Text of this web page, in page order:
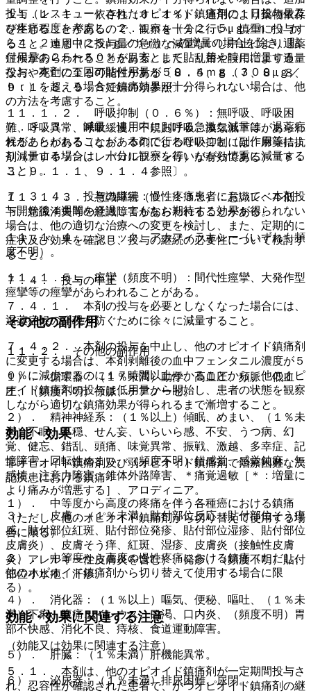
１１．１．１． 依存性（０．１％）：連用により薬物依存
を生じることがあるので、観察を十分に行い、慎重に投与す
ること。連用中に投与量の急激な減量ないし中止により退薬
症候があらわれることがある。また、乱用や誤用により過量
投与や死亡に至る可能性がある〔８．５、８．７、８．８、
９．１．６、９．５妊婦の項参照〕。
１１．１．２． 呼吸抑制（０．６％）：無呼吸、呼吸困
難、呼吸異常、呼吸緩慢、不規則呼吸、換気低下等があらわ
れることがある（なお、本剤による呼吸抑制には、麻薬拮抗
剤（ナロキソン、レバロルファン等）が有効である）〔８．
３、９．１．１、９．１．４参照〕。
１１．１．３． 意識障害（０．１３％）：意識レベル低
下、意識消失等の意識障害があらわれることがある。
１１．１．４． ショック、アナフィラキシー（いずれも頻
度不明）。
１１．１．５． 痙攣（頻度不明）：間代性痙攣、大発作型
痙攣等の痙攣があらわれることがある。
その他の副作用
１１．２． その他の副作用
１）． 循環器：（１％未満）動悸、高血圧、頻脈、低血
圧、（頻度不明）徐脈、チアノーゼ。
２）． 精神神経系：（１％以上）傾眠、めまい、（１％未
満）不眠、不穏、せん妄、いらいら感、不安、うつ病、幻
覚、健忘、錯乱、頭痛、味覚異常、振戦、激越、多幸症、記
憶障害、回転性めまい、（頻度不明）錯感覚、感覚鈍麻、無
感情、注意力障害、錐体外路障害、＊痛覚過敏［＊：増量に
より痛みが増悪する］、アロディニア。
３）． 皮膚：（１％未満）貼付部位反応（貼付部位そう痒
感、貼付部位紅斑、貼付部位発疹、貼付部位湿疹、貼付部位
皮膚炎）、皮膚そう痒、紅斑、湿疹、皮膚炎（接触性皮膚
炎、アレルギー性皮膚炎を含む）、発疹、（頻度不明）貼付
部位小水疱、汗疹。
４）． 消化器：（１％以上）嘔気、便秘、嘔吐、（１％未
満）下痢、腹痛、イレウス、口渇、口内炎、（頻度不明）胃
部不快感、消化不良、痔核、食道運動障害。
５）． 肝臓：（１％未満）肝機能異常。
６）． 泌尿器：（１％未満）排尿困難、尿閉。
投与（レスキュー）されたオピオイド鎮痛剤の１日投与量及
び疼痛程度を考慮し、２．１ｍｇ（１２．５μｇ／ｈｒ）か
ら４．２ｍｇ（２５μｇ／ｈｒ）への増量の場合を除き、貼
付用量の２５〜５０％を目安として貼り替え時に増量する。
なお、本剤の１回の貼付用量が５０．４ｍｇ（３００μｇ／
ｈｒ）を超える場合で鎮痛効果が十分得られない場合は、他
の方法を考慮すること。
７．３．３． 減量：連用中における急激な減量は、退薬症
候があらわれることがあるので行わないこと（副作用等によ
り減量する場合は、十分に観察を行いながら慎重に減量する
こと）。
７．３．４． 投与の継続：慢性疼痛患者において、本剤投
与開始後４週間を経過してもなお期待する効果が得られない
場合は、他の適切な治療への変更を検討し、また、定期的に
症状及び効果を確認し、投与の継続の必要性について検討す
ること。
７．４． 投与の中止
７．４．１． 本剤の投与を必要としなくなった場合には、
退薬症候の発現を防ぐために徐々に減量すること。
７．４．２． 本剤の投与を中止し、他のオピオイド鎮痛剤
に変更する場合は、本剤剥離後の血中フェンタニル濃度が５
０％に減少するのに１７時間以上かかることから、他のオピ
オイド鎮痛剤の投与は低用量から開始し、患者の状態を観察
しながら適切な鎮痛効果が得られるまで漸増すること。
効能・効果
非オピオイド鎮痛剤及び弱オピオイド鎮痛剤で治療困難な次
記疾患における鎮痛：
１）． 中等度から高度の疼痛を伴う各種癌における鎮痛
（ただし、他のオピオイド鎮痛剤から切り替えて使用する場
合に限る）。
２）． 中等度から高度の慢性疼痛における鎮痛（ただし、
他のオピオイド鎮痛剤から切り替えて使用する場合に限
る）。
効能・効果に関連する注意
（効能又は効果に関連する注意）
５．１． 本剤は、他のオピオイド鎮痛剤が一定期間投与さ
れ、忍容性が確認された患者で、かつオピオイド鎮痛剤の継